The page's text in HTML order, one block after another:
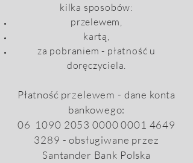
kilka sposobów:
przelewem,
kartą,
za pobraniem - płatność u
doręczyciela.
Płatność przelewem - dane konta
bankowego:
06 1090 2053 0000 0001 4649
3289 - obsługiwane przez
Santander Bank Polska